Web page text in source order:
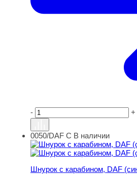
- +
Шнурок с карабином, DAF
0050/DAF C В наличии
Шнурок с карабином, DAF